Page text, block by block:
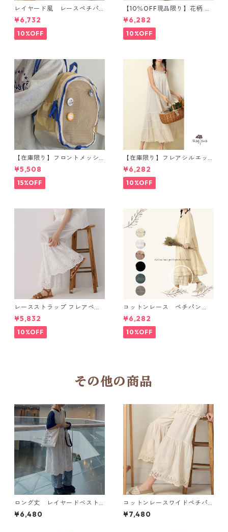
レイヤード風 レースペチパ
ンツスカート 3col SK084
¥6,732
10%OFF
【10％OFF現品限り】花柄 ノ
ースリーブワンピース 1076
8
¥6,282
10%OFF
【在庫限り】フロントメッシ
ュ バックパック M 2col 11170
¥5,508
15%OFF
【在庫限り】フレアシルエッ
ト キャミワンピース 2col N
WP123
¥6,282
10%OFF
レースストラップ フレアペチ
パンツ Y 10925
¥5,832
10%OFF
コットンレース ペチパン
ツ 6 colors R2020131
¥6,282
10%OFF
その他の商品
ロング丈 レイヤードベスト
N VB101
¥6,480
コットンレースワイドペチパ
ンツ 5 col R2020128
¥7,480